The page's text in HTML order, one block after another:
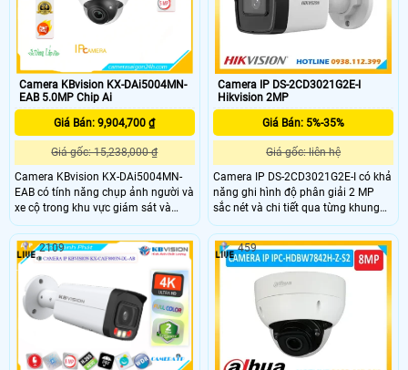
Camera KBvision KX-DAi5004MN-
EAB 5.0MP Chip Ai
Giá Bán: 9,904,700 ₫
Giá gốc: 15,238,000 ₫
Camera KBvision KX-DAi5004MN-
EAB có tính năng chụp ảnh người và
xe cộ trong khu vực giám sát và
phân tích các thuộc tính của chúng
như tuổi, giới tính, màu tóc, màu áo,
biểu hiện trên khuôn mặt, đeo kính,
đeo khẩu trang, ria mép, loại xe cộ,
biển số và các thuộc tính khác.
Camera còn tích hợp công nghệ AI-
Powered Image, giúp tự động nhận
diện hình ảnh và điều chỉnh để có
được chất lượng tốt nhất và độ chi
tiết đối tượng cao nhất
Camera IP DS-2CD3021G2E-I
Hikvision 2MP
Giá Bán: 5%-35%
Giá gốc: liên hệ
Camera IP DS-2CD3021G2E-I có khả
năng ghi hình độ phân giải 2 MP
sắc nét và chi tiết qua từng khung
hình, công nghệ DWDR giúp cải
thiện chất lượng hình ảnh ngay cả
trong điều kiện ngược sáng. Camera
còn hỗ trợ phát hiện con người và xe
cộ, công nghệ nén H.265+ tiết kiệm
băng thông, trang bị công nghệ
EXIR 2.0 giám sát ban đêm xa 40m,
cùng khả năng chống nước và bụi
đạt chuẩn IP67 bền bỉ
2109 459